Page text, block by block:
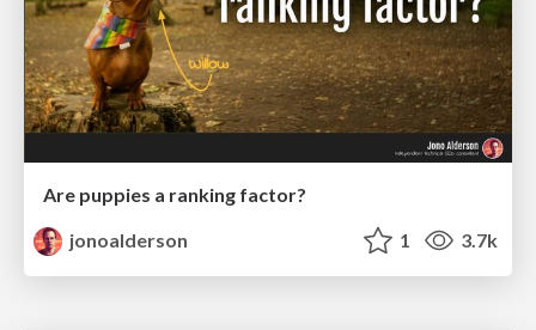
Are puppies a ranking factor?
jonoalderson
1 3.7k